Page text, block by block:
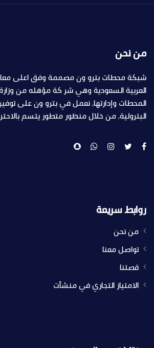
من نحن
شبكة محطات بترو ون مصممة وفق اعلى
العربية السعودية وهي شر كة مؤهله من
المحطات وإدارتها, نعمل في بترو ون على
البترولية, من خلال منظور متطور يتسم
روابط سريعة
من نحن
تواصل معنا
قصتنا
الامتياز التجاري في منشآت